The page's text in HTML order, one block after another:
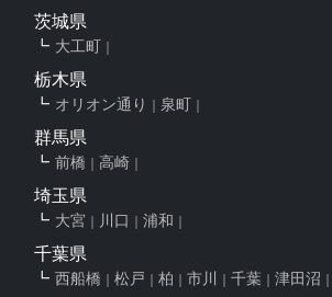
茨城県
大工町
栃木県
オリオン通り 泉町
群馬県
前橋 高崎
埼玉県
大宮 川口 浦和
千葉県
西船橋 松戸 柏 市川 千葉 津田沼